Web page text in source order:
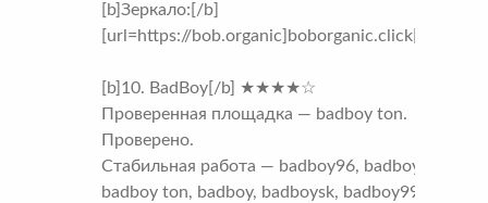
[b]Зеркало:[/b]
[url=https://bob.organic]boborganic.click[/url]
[b]10. BadBoy[/b] ★★★★☆
Проверенная площадка — badboy ton.
Проверено.
Стабильная работа — badboy96, badboy96 biz,
badboy ton, badboy, badboysk, badboy999